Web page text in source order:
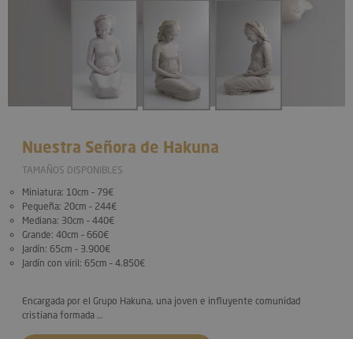
Nuestra Señora de Hakuna
TAMAÑOS DISPONIBLES
Miniatura: 10cm – 79€
Pequeña: 20cm – 244€
Mediana: 30cm – 440€
Grande: 40cm – 660€
Jardín: 65cm – 3.900€
Jardín con viril: 65cm – 4.850€
Encargada por el Grupo Hakuna, una joven e influyente comunidad
cristiana formada …